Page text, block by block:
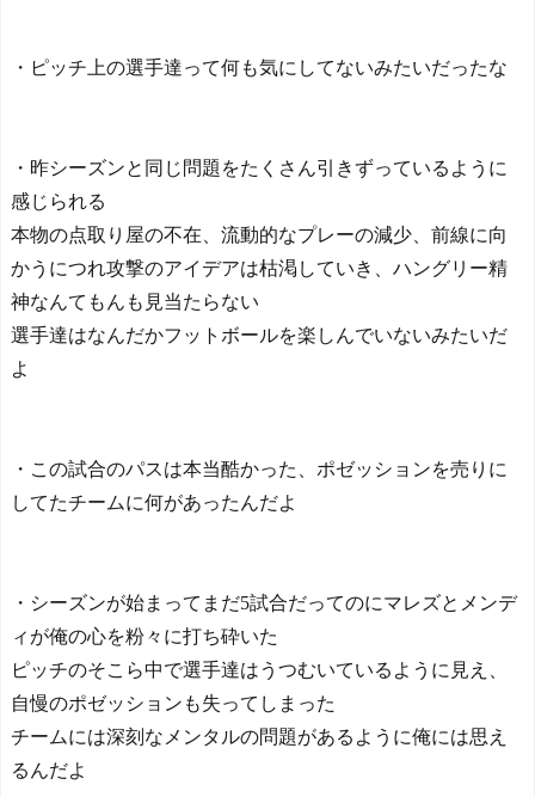
・ピッチ上の選手達って何も気にしてないみたいだったな
・昨シーズンと同じ問題をたくさん引きずっているように
感じられる
本物の点取り屋の不在、流動的なプレーの減少、前線に向
かうにつれ攻撃のアイデアは枯渇していき、ハングリー精
神なんてもんも見当たらない
選手達はなんだかフットボールを楽しんでいないみたいだ
よ
・この試合のパスは本当酷かった、ポゼッションを売りに
してたチームに何があったんだよ
・シーズンが始まってまだ5試合だってのにマレズとメンデ
ィが俺の心を粉々に打ち砕いた
ピッチのそこら中で選手達はうつむいているように見え、
自慢のポゼッションも失ってしまった
チームには深刻なメンタルの問題があるように俺には思え
るんだよ